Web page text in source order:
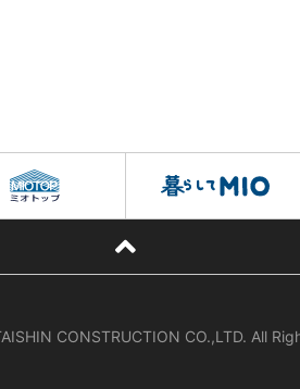
CONSTRUCTION CO.,LTD. All